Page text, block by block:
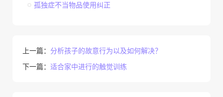
孤独症不当物品使用纠正
上一篇： 分析孩子的故意行为以及如何解决？
下一篇： 适合家中进行的触觉训练